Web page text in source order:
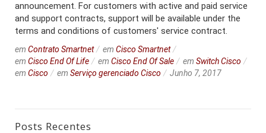
announcement. For customers with active and paid service
and support contracts, support will be available under the
terms and conditions of customers' service contract.
em Contrato Smartnet em Cisco Smartnet
em Cisco End Of Life em Cisco End Of Sale em Switch Cisco
em Cisco em Serviço gerenciado Cisco Junho 7, 2017
Posts Recentes